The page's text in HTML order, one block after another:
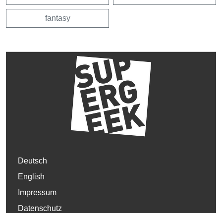
fantasy
Deutsch
English
Impressum
Datenschutz